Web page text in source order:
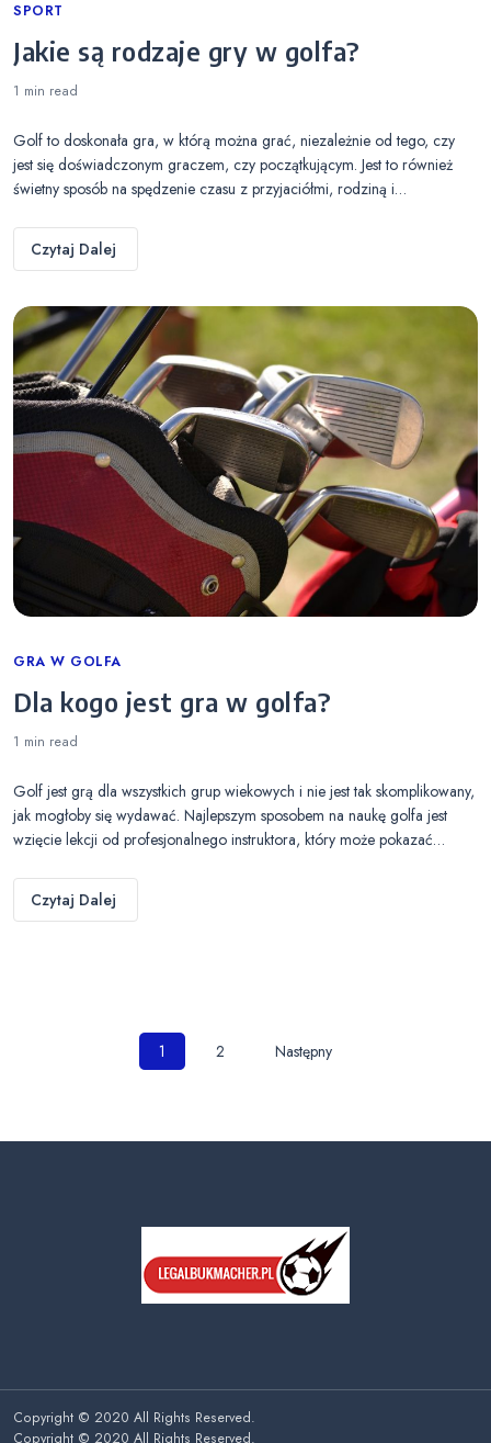
Categories
SPORT
Jakie są rodzaje gry w golfa?
1 min read
Golf to doskonała gra, w którą można grać, niezależnie od tego, czy
jest się doświadczonym graczem, czy początkującym. Jest to również
świetny sposób na spędzenie czasu z przyjaciółmi, rodziną i…
Czytaj Dalej
Categories
GRA W GOLFA
Dla kogo jest gra w golfa?
1 min read
Golf jest grą dla wszystkich grup wiekowych i nie jest tak skomplikowany,
jak mogłoby się wydawać. Najlepszym sposobem na naukę golfa jest
wzięcie lekcji od profesjonalnego instruktora, który może pokazać…
Czytaj Dalej
Nawigacja
1 2 Następny
Copyright © 2020 All Rights Reserved.
Copyright © 2020 All Rights Reserved.